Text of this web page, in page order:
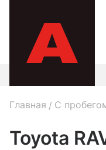
Главная C
Toyota